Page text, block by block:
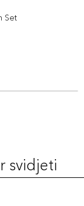
Set
svidjeti